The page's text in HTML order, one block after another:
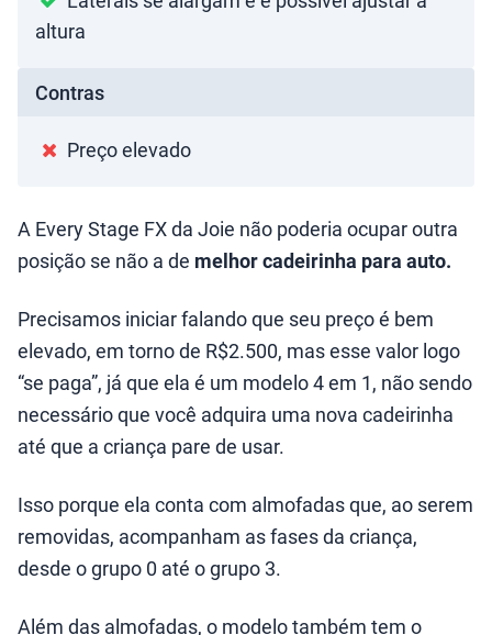
altura
Contras
Preço elevado
A Every Stage FX da Joie não poderia ocupar outra
posição se não a de melhor cadeirinha para auto.
Precisamos iniciar falando que seu preço é bem
elevado, em torno de R$2.500, mas esse valor logo
“se paga”, já que ela é um modelo 4 em 1, não sendo
necessário que você adquira uma nova cadeirinha
até que a criança pare de usar.
Isso porque ela conta com almofadas que, ao serem
removidas, acompanham as fases da criança,
desde o grupo 0 até o grupo 3.
Além das almofadas, o modelo também tem o